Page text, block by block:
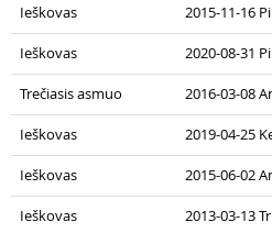
Ieškovas 2015-11-16 Pi
Ieškovas 2020-08-31 Pi
Trečiasis asmuo 2016-03-08
Ieškovas 2019-04-25
Ieškovas 2015-06-02
Ieškovas 2013-03-13 Tr